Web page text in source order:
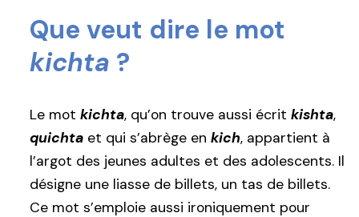
Que veut dire le mot
kichta ?
Le mot kichta, qu’on trouve aussi écrit kishta,
quichta et qui s’abrège en kich, appartient à
l’argot des jeunes adultes et des adolescents. Il
désigne une liasse de billets, un tas de billets.
Ce mot s’emploie aussi ironiquement pour